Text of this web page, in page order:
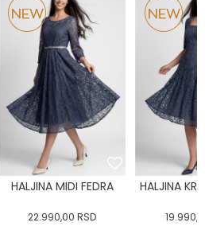
HALJINA MIDI FEDRA
22.990,00 RSD
HALJINA